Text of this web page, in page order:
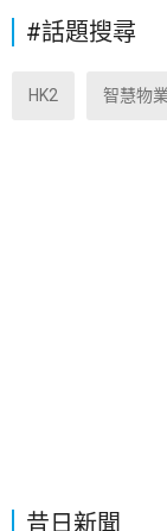
昔日新聞
#話題搜尋
HK2 智慧物